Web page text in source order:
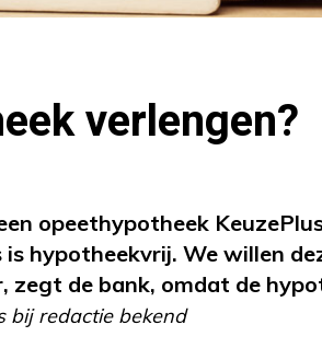
verlengen?
opeethypotheek
hypotheekvrij. We willen
zegt de bank, omdat de
bij redactie bekend